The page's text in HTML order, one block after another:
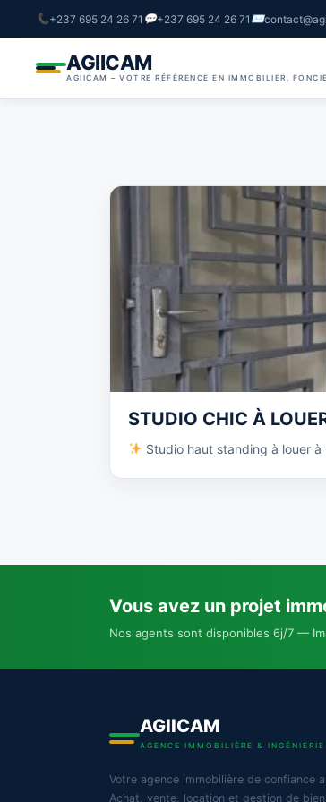
+237 695 24 26 71 +237 695 24 26 71
AGIICAM
AGIICAM – VOTRE RÉFÉRENCE EN IMMOBILIER,
STUDIO CHIC À
Studio haut standing à louer
Vous avez un projet
Nos agents sont disponibles 6j/7 —
AGIICAM
AGENCE IMMOBILIÈRE &
Votre agence immobilière de confiance
Achat, vente, location et gestion de